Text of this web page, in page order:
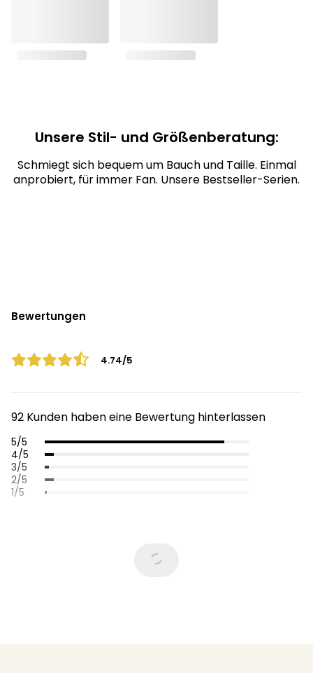
Unsere Stil- und Größenberatung:
Schmiegt sich bequem um Bauch und Taille. Einmal
anprobiert, für immer Fan. Unsere Bestseller-Serien.
Bewertungen
4.74/5
92 Kunden haben eine Bewertung hinterlassen
5/5
4/5
3/5
2/5
1/5